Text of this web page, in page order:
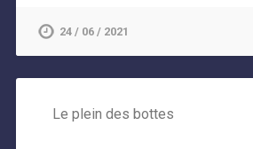
24 / 06 / 2021
Le plein des bottes